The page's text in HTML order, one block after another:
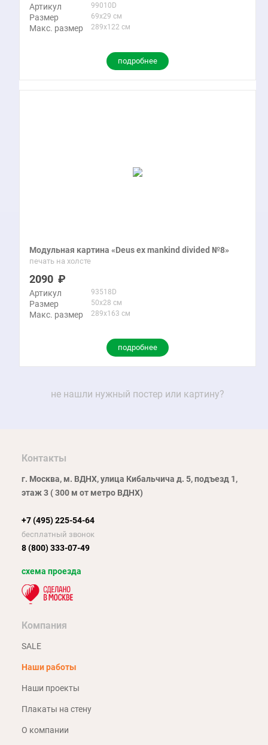
Артикул 99010D
Размер 69x29 см
Макс. размер 289x122 см
подробнее
Модульная картина «Deus ex mankind divided №8»
печать на холсте
2090
Артикул 93518D
Размер 50x28 см
Макс. размер 289x163 см
подробнее
не нашли нужный постер или картину?
Контакты
г. Москва, м. ВДНХ, улица Кибальчича д. 5, подъезд 1,
этаж 3 ( 300 м от метро ВДНХ)
+7 (495) 225-54-64
бесплатный звонок
8 (800) 333-07-49
схема проезда
Компания
SALE
Наши работы
Наши проекты
Плакаты на стену
О компании